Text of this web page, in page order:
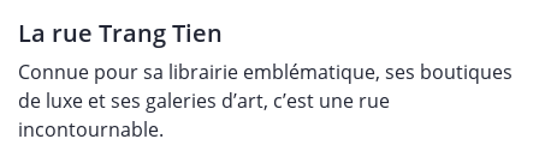
La rue Trang Tien
Connue pour sa librairie emblématique, ses boutiques
de luxe et ses galeries d’art, c’est une rue
incontournable.